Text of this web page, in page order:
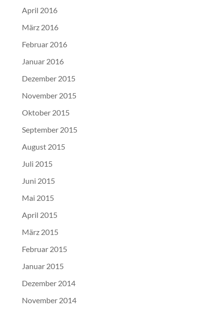
April 2016
März 2016
Februar 2016
Januar 2016
Dezember 2015
November 2015
Oktober 2015
September 2015
August 2015
Juli 2015
Juni 2015
Mai 2015
April 2015
März 2015
Februar 2015
Januar 2015
Dezember 2014
November 2014